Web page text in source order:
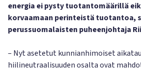
energia ei pysty tuotantomäärillä
korvaamaan perinteistä tuotantoa,
perussuomalaisten puheenjohtaja
– Nyt asetetut kunnianhimoiset
hiilineutraalisuuden osalta ovat